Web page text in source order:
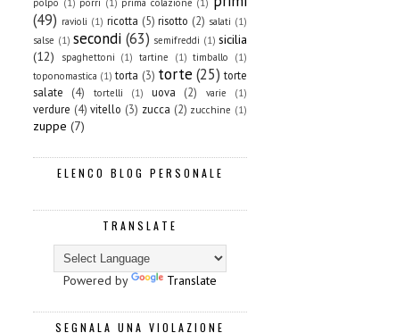
polpo (1) porri (1) prima colazione (1)
(49) ravioli (1) ricotta (5) risotto (2) salati (1)
salse (1) secondi (63) semifreddi (1) sicilia
(12)
spaghettoni (1) tartine (1) timballo
(1)
toponomastica (1) torta (3) torte (25) torte
salate
(4) tortelli (1) uova (2) varie (1)
verdure (4) vitello (3) zucca (2) zucchine (1)
zuppe (7)
ELENCO BLOG PERSONALE
TRANSLATE
Powered by Translate
SEGNALA UNA VIOLAZIONE